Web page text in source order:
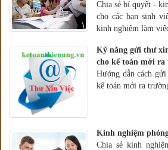
Chia sẻ bí quyết -
cho các bạn sinh
kinh nghiệm làm
Kỹ năng gửi thư
cho kế toán mới ra
Hướng dẫn cách
kế toán mới ra
Kinh nghiệm
Chia sẻ kinh